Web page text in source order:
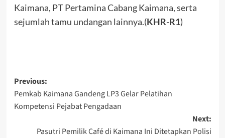
Kaimana, PT Pertamina Cabang Kaimana, serta
sejumlah tamu undangan lainnya.(KHR-R1)
Post
navigation
Previous:
Pemkab Kaimana Gandeng LP3 Gelar Pelatihan
Kompetensi Pejabat Pengadaan
Next:
Pasutri Pemilik Café di Kaimana Ini Ditetapkan Polisi